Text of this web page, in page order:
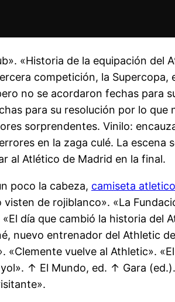
«Historia de la equipación del
competición, la
no se acordaron fechas para
para su resolución por lo
sorprendentes. Vinilo:
en la zaga culé. La escena
al Atlético de Madrid en la final.
poco la cabeza, camiseta
de rojiblanco». «La
día que cambió la historia del
nuevo entrenador del Athletic
«Clemente vuelve al Athletic».
↑ El Mundo, ed. ↑ Gara